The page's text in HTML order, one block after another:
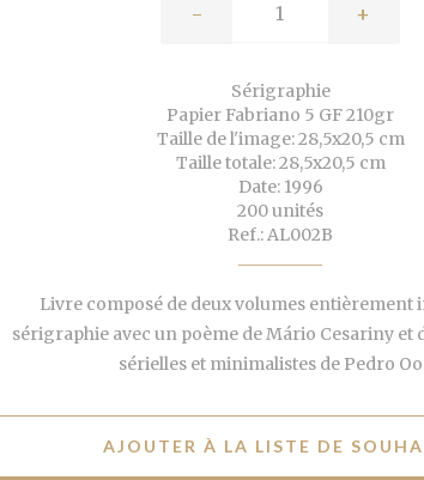
- +
Sérigraphie
Papier Fabriano 5 GF 210gr
Taille de l'image: 28,5x20,5 cm
Taille totale: 28,5x20,5 cm
Date: 1996
200 unités
Ref.: AL002B
Livre composé de deux volumes entièrement
sérigraphie avec un poème de Mário Cesariny et
sérielles et minimalistes de Pedro
AJOUTER À LA LISTE DE